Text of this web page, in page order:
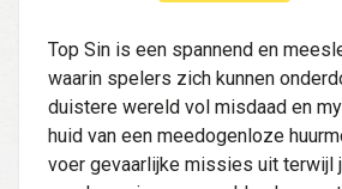
Top Sin is een spannend en
waarin spelers zich kunnen
duistere wereld vol misdaad en
huid van een meedogenloze
voer gevaarlijke missies uit terwijl